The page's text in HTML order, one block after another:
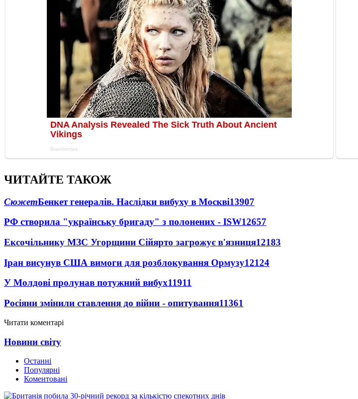
ЧИТАЙТЕ ТАКОЖ
СюжетБенкет генералів. Наслідки вибуху в Москві13907
РФ створила "українську бригаду" з полонених - ISW12657
Ексочільнику МЗС Угорщини Сійярто загрожує в'язниця12183
Іран висунув США вимоги для розблокування Ормузу12124
У Молдові пролунав потужний вибух11911
Росіяни змінили ставлення до війни - опитування11361
Читати коментарі
Новини світу
Останні
Популярні
Коментовані